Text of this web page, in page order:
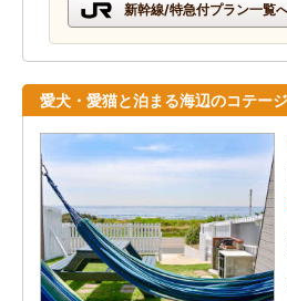
新幹線/特急付プラン一覧
愛犬・愛猫と泊まる海辺のコテージ